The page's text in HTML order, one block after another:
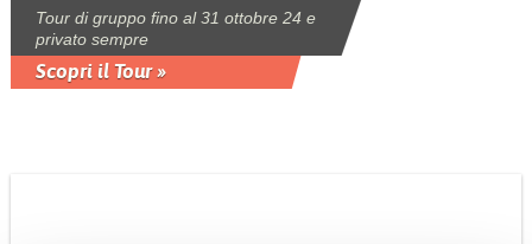
Tour di gruppo fino al 31 ottobre 24 e
privato sempre
Scopri il Tour »